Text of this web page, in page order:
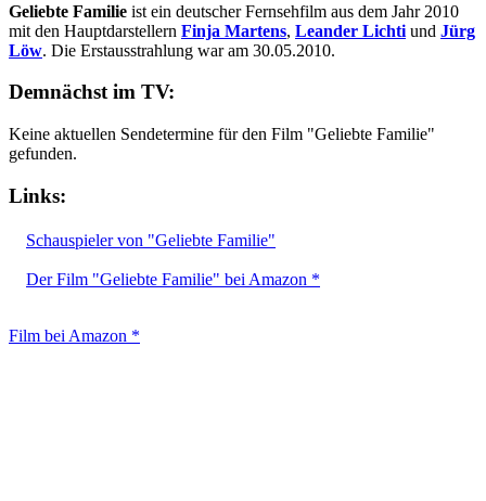
Geliebte Familie ist ein deutscher Fernsehfilm aus dem Jahr 2010
mit den Hauptdarstellern Finja Martens, Leander Lichti und Jürg
Löw. Die Erstausstrahlung war am 30.05.2010.
Demnächst im TV:
Keine aktuellen Sendetermine für den Film "Geliebte Familie"
gefunden.
Links:
Schauspieler von "Geliebte Familie"
Der Film "Geliebte Familie" bei Amazon *
Film bei Amazon *